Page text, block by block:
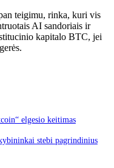
teigimu, rinka, kuri vis
AI sandoriais ir
kapitalo BTC, jei
elgesio keitimas
stebi pagrindinius